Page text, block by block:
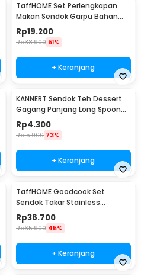
TaffHOME Set Perlengkapan
Makan Sendok Garpu Bahan
Bambu Cutlery Set - EA02510
Rp19.200
Rp38.900 51%
+ Keranjang
KANNERT Sendok Teh Dessert
Gagang Panjang Long Spoon
Stainless Steel - RR-11
Rp4.300
Rp15.900 73%
+ Keranjang
TaffHOME Goodcook Set
Sendok Takar Stainless
Measuring Spoon 8 PCS - 167
Rp36.700
Rp65.900 45%
+ Keranjang